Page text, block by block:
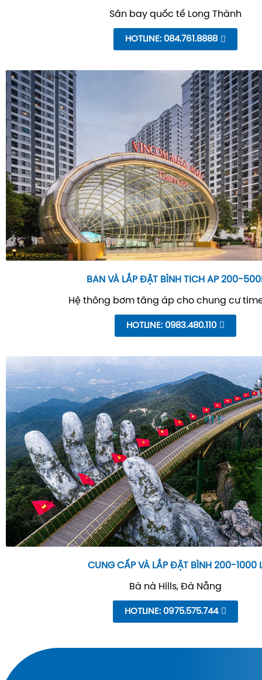
Sân bay quốc tế Long Thành
HOTLINE: 084.761.8888
BÁN VÀ LẮP ĐẶT BÌNH TÍCH ÁP 200-
Hệ thông bơm tăng áp cho chung cư
HOTLINE: 0983.480.110
CUNG CẤP VÀ LẮP ĐẶT BÌNH 200-1000
Bà nà Hills, Đà Nẵng
HOTLINE: 0975.575.744